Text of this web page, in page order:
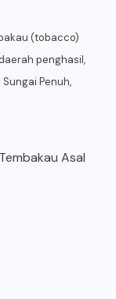
(tobacco)
penghasil,
Penuh,
Asal